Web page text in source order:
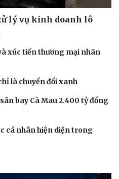
lý vụ kinh doanh lô
xúc tiến thương mại nhãn
là chuyển đổi xanh
bay Cà Mau 2.400 tỷ đồng
cá nhân hiện diện trong